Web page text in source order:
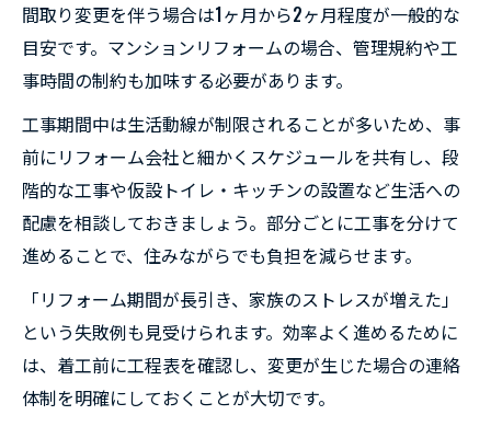
間取り変更を伴う場合は1ヶ月から2ヶ月程度が一般的な
目安です。マンションリフォームの場合、管理規約や工
事時間の制約も加味する必要があります。
工事期間中は生活動線が制限されることが多いため、事
前にリフォーム会社と細かくスケジュールを共有し、段
階的な工事や仮設トイレ・キッチンの設置など生活への
配慮を相談しておきましょう。部分ごとに工事を分けて
進めることで、住みながらでも負担を減らせます。
「リフォーム期間が長引き、家族のストレスが増えた」
という失敗例も見受けられます。効率よく進めるために
は、着工前に工程表を確認し、変更が生じた場合の連絡
体制を明確にしておくことが大切です。